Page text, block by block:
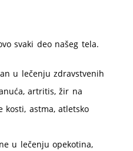
svaki deo našeg tela.
u lečenju zdravstvenih
artritis, žir na
kosti, astma, atletsko
u lečenju opekotina,